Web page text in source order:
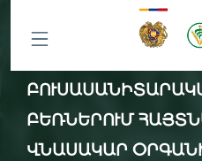
ԲՈԼՈՐ
ԲԱԺԻՆՆԵՐԸ
ԲԵՌՆԵՐՈՒՄ
ՎՆԱՍԱԿԱՐ